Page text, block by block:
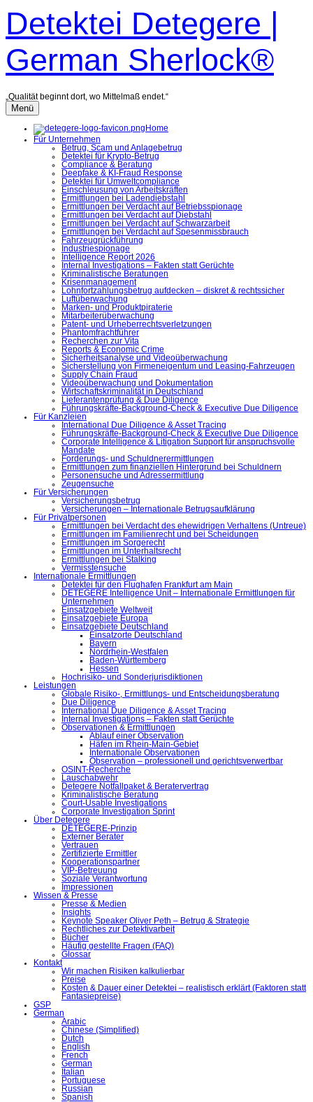
Inhalt
überspringen
Detektei Detegere |
German Sherlock®
„Qualität beginnt dort, wo Mittelmaß endet.“
Menü
Home
Für Unternehmen
Betrug, Scam und Anlagebetrug
Detektei für Krypto-Betrug
Compliance & Beratung
Deepfake & KI-Fraud Response
Detektei für Umweltcompliance
Einschleusung von Arbeitskräften
Ermittlungen bei Ladendiebstahl
Ermittlungen bei Verdacht auf Betriebsspionage
Ermittlungen bei Verdacht auf Diebstahl
Ermittlungen bei Verdacht auf Schwarzarbeit
Ermittlungen bei Verdacht auf Spesenmissbrauch
Fahrzeugrückführung
Industriespionage
Intelligence Report 2026
Internal Investigations – Fakten statt Gerüchte
Kriminalistische Beratungen
Krisenmanagement
Lohnfortzahlungsbetrug aufdecken – diskret & rechtssicher
Luftüberwachung
Marken- und Produktpiraterie
Mitarbeiterüberwachung
Patent- und Urheberrechtsverletzungen
Phantomfrachtführer
Recherchen zur Vita
Reports & Economic Crime
Sicherheitsanalyse und Videoüberwachung
Sicherstellung von Firmeneigentum und Leasing-Fahrzeugen
Supply Chain Fraud
Videoüberwachung und Dokumentation
Wirtschaftskriminalität in Deutschland
Lieferantenprüfung & Due Diligence
Führungskräfte-Background-Check & Executive Due Diligence
Für Kanzleien
International Due Diligence & Asset Tracing
Führungskräfte-Background-Check & Executive Due Diligence
Corporate Intelligence & Litigation Support für anspruchsvolle
Mandate
Forderungs- und Schuldnerermittlungen
Ermittlungen zum finanziellen Hintergrund bei Schuldnern
Personensuche und Adressermittlung
Zeugensuche
Für Versicherungen
Versicherungsbetrug
Versicherungen – Internationale Betrugsaufklärung
Für Privatpersonen
Ermittlungen bei Verdacht des ehewidrigen Verhaltens (Untreue)
Ermittlungen im Familienrecht und bei Scheidungen
Ermittlungen im Sorgerecht
Ermittlungen im Unterhaltsrecht
Ermittlungen bei Stalking
Vermisstensuche
Internationale Ermittlungen
Detektei für den Flughafen Frankfurt am Main
DETEGERE Intelligence Unit – Internationale Ermittlungen für
Unternehmen
Einsatzgebiete Weltweit
Einsatzgebiete Europa
Einsatzgebiete Deutschland
Einsatzorte Deutschland
Bayern
Nordrhein-Westfalen
Baden-Württemberg
Hessen
Hochrisiko- und Sonderjurisdiktionen
Leistungen
Globale Risiko-, Ermittlungs- und Entscheidungsberatung
Due Diligence
International Due Diligence & Asset Tracing
Internal Investigations – Fakten statt Gerüchte
Observationen & Ermittlungen
Ablauf einer Observation
Häfen im Rhein-Main-Gebiet
Internationale Observationen
Observation – professionell und gerichtsverwertbar
OSINT-Recherche
Lauschabwehr
Detegere Notfallpaket & Beratervertrag
Kriminalistische Beratung
Court-Usable Investigations
Corporate Investigation Sprint
Über Detegere
DETEGERE-Prinzip
Externer Berater
Vertrauen
Zertifizierte Ermittler
Kooperationspartner
VIP-Betreuung
Soziale Verantwortung
Impressionen
Wissen & Presse
Presse & Medien
Insights
Keynote Speaker Oliver Peth – Betrug & Strategie
Rechtliches zur Detektivarbeit
Bücher
Häufig gestellte Fragen (FAQ)
Glossar
Kontakt
Wir machen Risiken kalkulierbar
Preise
Kosten & Dauer einer Detektei – realistisch erklärt (Faktoren statt
Fantasiepreise)
GSP
German
Arabic
Chinese (Simplified)
Dutch
English
French
German
Italian
Portuguese
Russian
Spanish